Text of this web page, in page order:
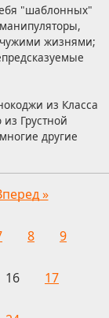
"шаблонных"
жизнями;
из Класса
Грустной
другие
»
8 9
16 17